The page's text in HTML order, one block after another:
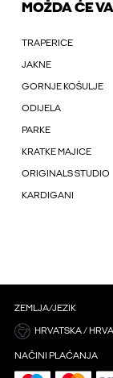
MOŽDA ĆE
TRAPERICE
JAKNE
GORNJE KOŠULJE
ODIJELA
PARKE
KRATKE MAJICE
ORIGINALS STUDIO
KARDIGANI
ZEMLJA/JEZIK
HRVATSKA /
NAČINI PLAĆANJA